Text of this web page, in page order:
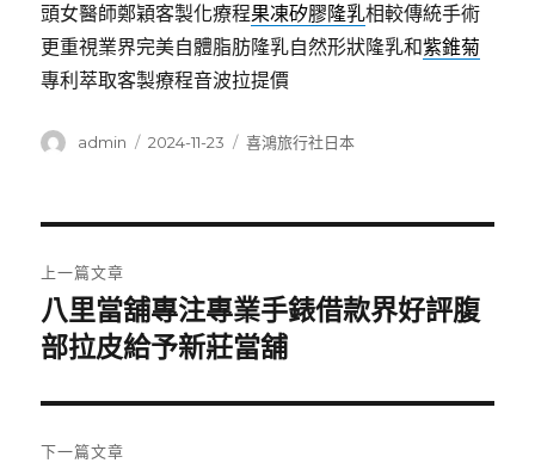
頭女醫師鄭穎客製化療程果凍矽膠隆乳相較傳統手術
更重視業界完美自體脂肪隆乳自然形狀隆乳和紫錐菊
專利萃取客製療程音波拉提價
作
admin
發
2024-11-23
分
喜鴻旅行社日本
章
導
覽
上一篇文章
上
一
文
章:
八里當舖專注專業手錶借款界好評腹
部拉皮給予新莊當舖
下一篇文章